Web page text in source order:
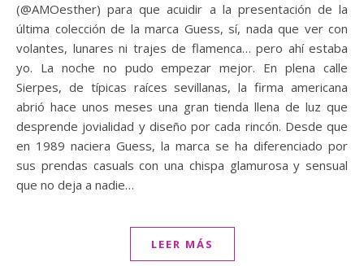
(@AMOesther) para que acuidir a la presentación de la
última colección de la marca Guess, sí, nada que ver con
volantes, lunares ni trajes de flamenca… pero ahí estaba
yo. La noche no pudo empezar mejor. En plena calle
Sierpes, de típicas raíces sevillanas, la firma americana
abrió hace unos meses una gran tienda llena de luz que
desprende jovialidad y diseño por cada rincón. Desde que
en 1989 naciera Guess, la marca se ha diferenciado por
sus prendas casuals con una chispa glamurosa y sensual
que no deja a nadie…
LEER MÁS